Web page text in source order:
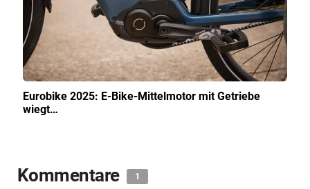
Eurobike 2025: E-Bike-Mittelmotor mit Getriebe
wiegt…
Kommentare 1